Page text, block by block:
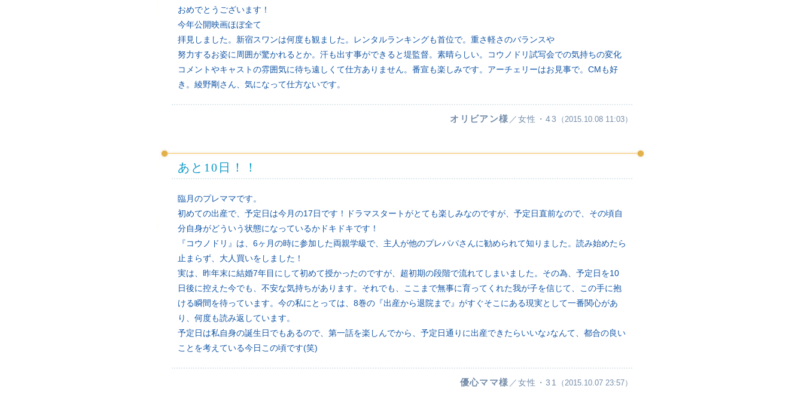
おめでとうございます！
今年公開映画ほぼ全て
拝見しました。新宿スワンは何度も観ました。レンタルランキングも首位で。重さ軽さのバランスや
努力するお姿に周囲が驚かれるとか。汗も出す事ができると堤監督。素晴らしい。コウノドリ試写会での気持ちの変化
コメントやキャストの雰囲気に待ち遠しくて仕方ありません。番宣も楽しみです。アーチェリーはお見事で。CMも好
き。綾野剛さん、気になって仕方ないです。
オリビアン様 ／女性・43 （2015.10.08 11:03）
あと10日！！
臨月のプレママです。
初めての出産で、予定日は今月の17日です！ドラマスタートがとても楽しみなのですが、予定日直前なので、その頃自
分自身がどういう状態になっているかドキドキです！
『コウノドリ』は、6ヶ月の時に参加した両親学級で、主人が他のプレパパさんに勧められて知りました。読み始めたら
止まらず、大人買いをしました！
実は、昨年末に結婚7年目にして初めて授かったのですが、超初期の段階で流れてしまいました。その為、予定日を10
日後に控えた今でも、不安な気持ちがあります。それでも、ここまで無事に育ってくれた我が子を信じて、この手に抱
ける瞬間を待っています。今の私にとっては、8巻の『出産から退院まで』がすぐそこにある現実として一番関心があ
り、何度も読み返しています。
予定日は私自身の誕生日でもあるので、第一話を楽しんでから、予定日通りに出産できたらいいな♪なんて、都合の良い
ことを考えている今日この頃です(笑)
優心ママ様 ／女性・31 （2015.10.07 23:57）